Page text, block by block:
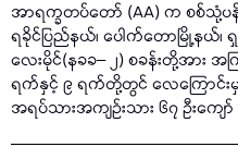
အာရက္ခတပ်တော် (AA) က စစ်သုံ့ပန်
ရခိုင်ပြည်နယ်၊ ပေါက်တောမြို့နယ်၊
လေးမိုင်(နခခ– ၂) စခန်းတို့အား
ရက်နှင့် ၉ ရက်တို့တွင် လေကြောင်း
အရပ်သားအကျဉ်းသား ၆၇ ဦးကျ